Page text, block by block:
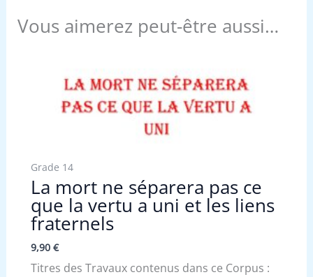
Vous aimerez peut-être aussi…
Grade 14
La mort ne séparera pas ce
que la vertu a uni et les liens
fraternels
9,90 €
Titres des Travaux contenus dans ce Corpus :